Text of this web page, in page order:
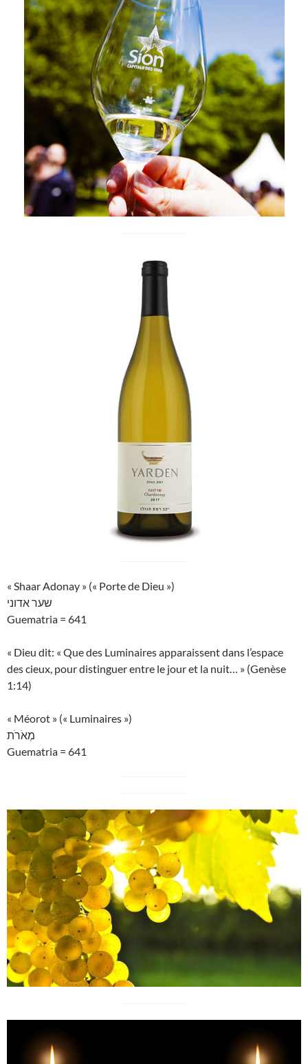
« Shaar Adonay » (« Porte de Dieu »)
שער אדוני
Guematria = 641
« Dieu dit: « Que des Luminaires apparaissent dans l’espace
des cieux, pour distinguer entre le jour et la nuit… » (Genèse
1:14)
« Méorot » (« Luminaires »)
מְאֹרֹת
Guematria = 641